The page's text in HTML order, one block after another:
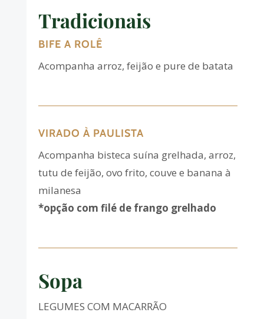
Tradicionais
BIFE A ROLÊ
Acompanha arroz, feijão e pure de batata
VIRADO À PAULISTA
Acompanha bisteca suína grelhada, arroz,
tutu de feijão, ovo frito, couve e banana à
milanesa
*opção com filé de frango grelhado
Sopa
LEGUMES COM MACARRÃO